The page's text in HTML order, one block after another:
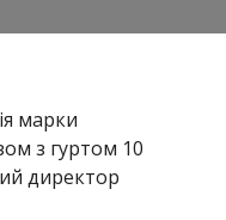
марки
з гуртом 10
директор